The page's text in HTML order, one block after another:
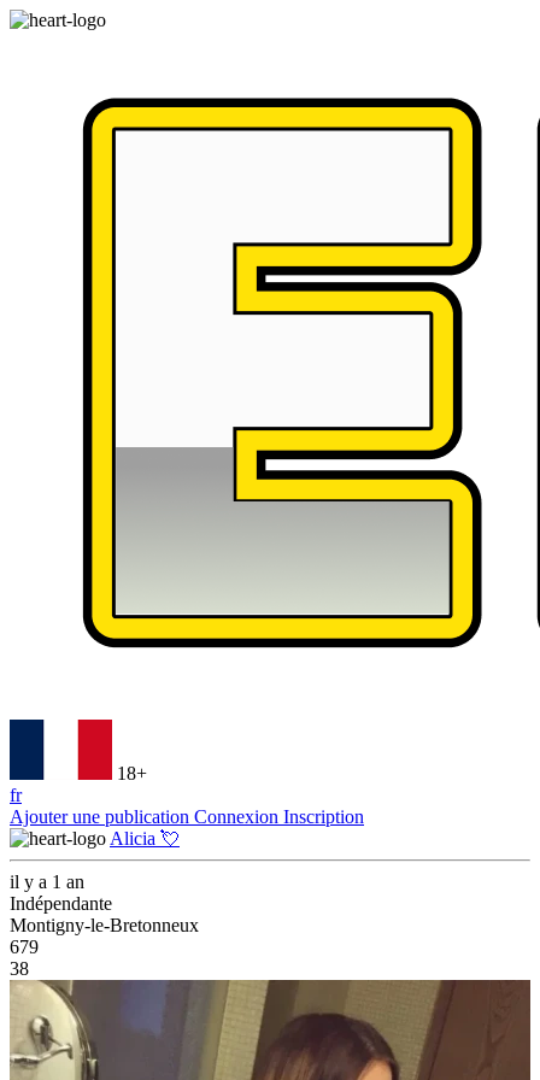
18+
fr
Ajouter une publication Connexion Inscription
Alicia 💘
il y a 1 an
Indépendante
Montigny-le-Bretonneux
679
38